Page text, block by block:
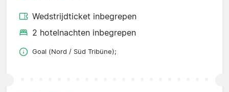
Wedstrijdticket inbegrepen
2 hotelnachten inbegrepen
Goal (Nord / Süd Tribüne);